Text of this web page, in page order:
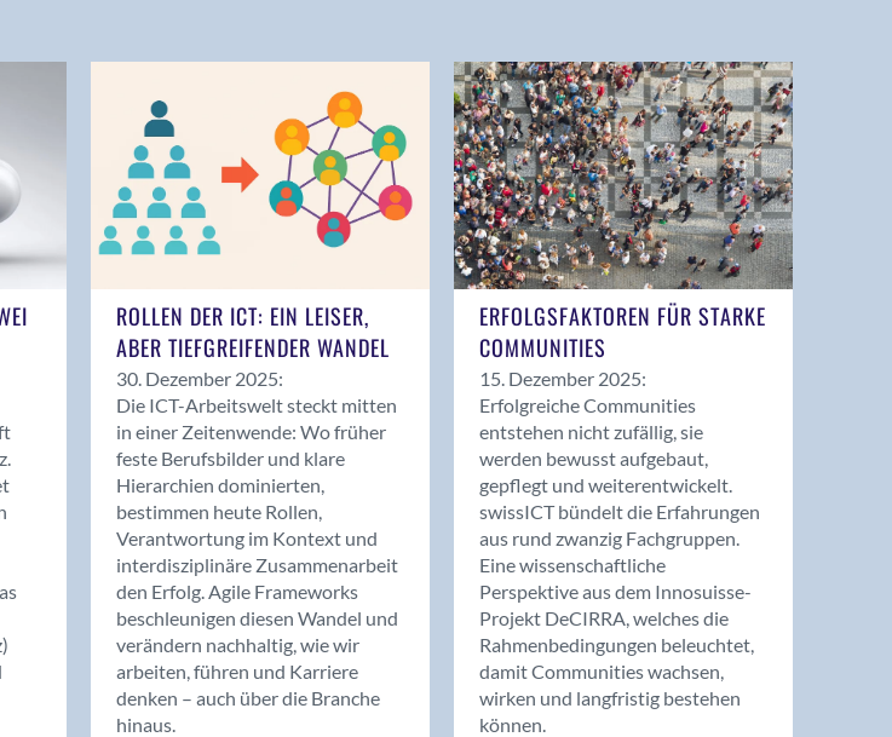
Andelfingen
Balsthal
Balzers
Bassersdorf
Benken (SG)
Bergdietikon
Bern - Liebefeld
ROLLEN DER ICT: EIN LEISER,
ABER TIEFGREIFENDER WANDEL
30. Dezember 2025:
Die ICT-Arbeitswelt steckt mitten
in einer Zeitenwende: Wo früher
feste Berufsbilder und klare
Hierarchien dominierten,
bestimmen heute Rollen,
Verantwortung im Kontext und
interdisziplinäre Zusammenarbeit
den Erfolg. Agile Frameworks
beschleunigen diesen Wandel und
verändern nachhaltig, wie wir
arbeiten, führen und Karriere
denken – auch über die Branche
hinaus.
ERFOLGSFAKTOREN FÜR STARKE
COMMUNITIES
15. Dezember 2025:
Erfolgreiche Communities
entstehen nicht zufällig, sie
werden bewusst aufgebaut,
gepflegt und weiterentwickelt.
swissICT bündelt die Erfahrungen
aus rund zwanzig Fachgruppen.
Eine wissenschaftliche
Perspektive aus dem Innosuisse-
Projekt DeCIRRA, welches die
Rahmenbedingungen beleuchtet,
damit Communities wachsen,
wirken und langfristig bestehen
können.